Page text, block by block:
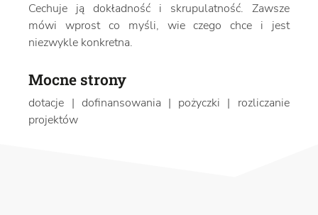
Cechuje ją dokładność i skrupulatność. Zawsze
mówi wprost co myśli, wie czego chce i jest
niezwykle konkretna.
Mocne strony
dotacje | dofinansowania | pożyczki | rozliczanie
projektów